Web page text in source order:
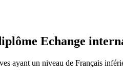
Echange
ayant un niveau de Français